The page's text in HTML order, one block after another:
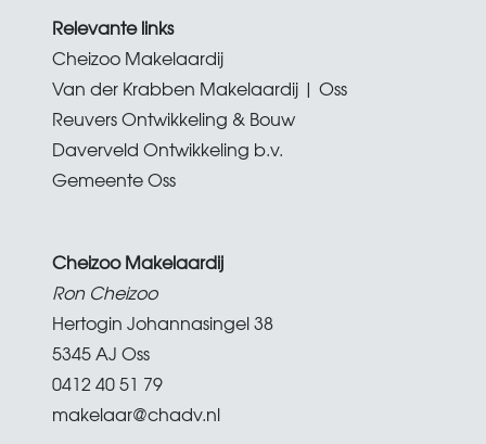
Relevante links
Cheizoo Makelaardij
Van der Krabben Makelaardij | Oss
Reuvers Ontwikkeling & Bouw
Daverveld Ontwikkeling b.v.
Gemeente Oss
Cheizoo Makelaardij
Ron Cheizoo
Hertogin Johannasingel 38
5345 AJ Oss
0412 40 51 79
makelaar@chadv.nl